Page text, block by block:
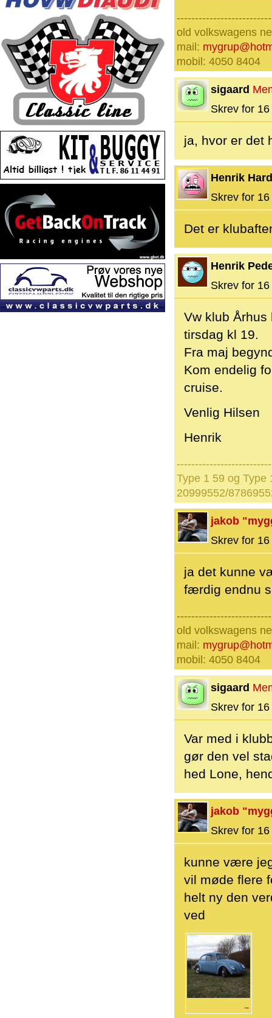
old volkswagens
mail:
mobil: 4050 8404
sigaard
Skrev for
ja, hvor er det
Henrik
Skrev for
Det er
Henrik
Skrev for
Vw klub Århus
tirsdag kl 19.
Fra maj
Kom endelig
cruise.
Venlig Hilsen
Henrik
Type 1 59 og Type
20999552/
jakob
Skrev for
ja det kunne
færdig endnu
old volkswagens
mail:
mobil: 4050 8404
sigaard
Skrev for
Var med i
gør den vel
hed Lone,
jakob
Skrev for
kunne være
vil møde flere
helt ny den
ved
→